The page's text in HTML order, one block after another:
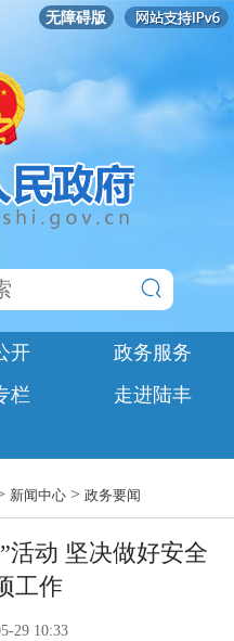
无障碍版
开
政务服务
栏
走进陆丰
新闻中心> 政务要闻
活动 坚决做好安全
工作
29 10:33